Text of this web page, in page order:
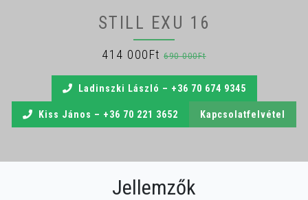
STILL EXU 16
414 000Ft690 000Ft
Ladinszki László – +36 70 674 9345
Kiss János – +36 70 221 3652 Kapcsolatfelvétel
Jellemzők